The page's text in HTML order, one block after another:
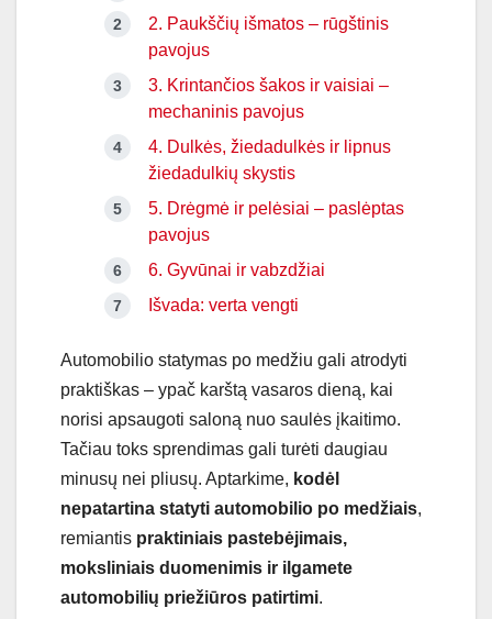
2. Paukščių išmatos – rūgštinis
pavojus
3. Krintančios šakos ir vaisiai –
mechaninis pavojus
4. Dulkės, žiedadulkės ir lipnus
žiedadulkių skystis
5. Drėgmė ir pelėsiai – paslėptas
pavojus
6. Gyvūnai ir vabzdžiai
Išvada: verta vengti
Automobilio statymas po medžiu gali atrodyti
praktiškas – ypač karštą vasaros dieną, kai
norisi apsaugoti saloną nuo saulės įkaitimo.
Tačiau toks sprendimas gali turėti daugiau
minusų nei pliusų. Aptarkime, kodėl
nepatartina statyti automobilio po medžiais,
remiantis praktiniais pastebėjimais,
moksliniais duomenimis ir ilgamete
automobilių priežiūros patirtimi.